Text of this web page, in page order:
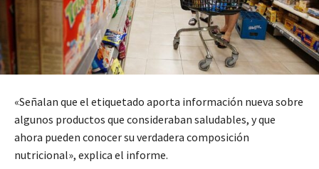
«Señalan que el etiquetado aporta información nueva sobre
algunos productos que consideraban saludables, y que
ahora pueden conocer su verdadera composición
nutricional», explica el informe.